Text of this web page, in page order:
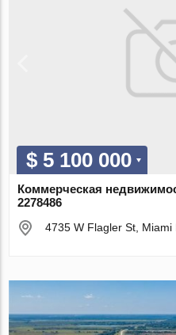
$ 5 100 000
Коммерческая
2278486
4735 W Flagler St, Miami